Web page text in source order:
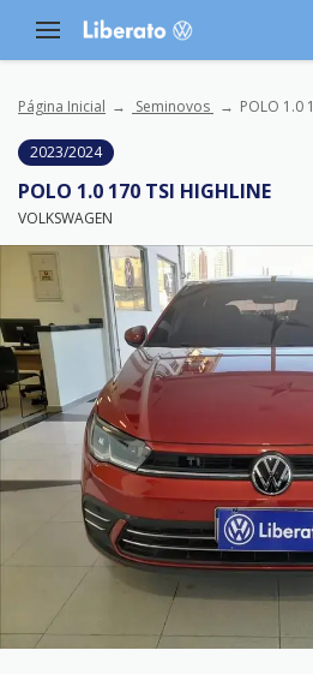
Página Inicial Seminovos POLO 1.0
2023/2024
POLO 1.0 170 TSI HIGHLINE
VOLKSWAGEN